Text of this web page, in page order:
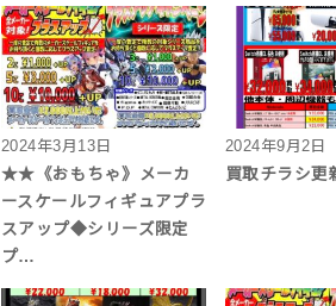
2024年3月13日
★★《おもちゃ》メーカ
ースケールフィギュアプラ
スアップ◆シリーズ限定
プ…
2024年9月2日
買取チラシ更